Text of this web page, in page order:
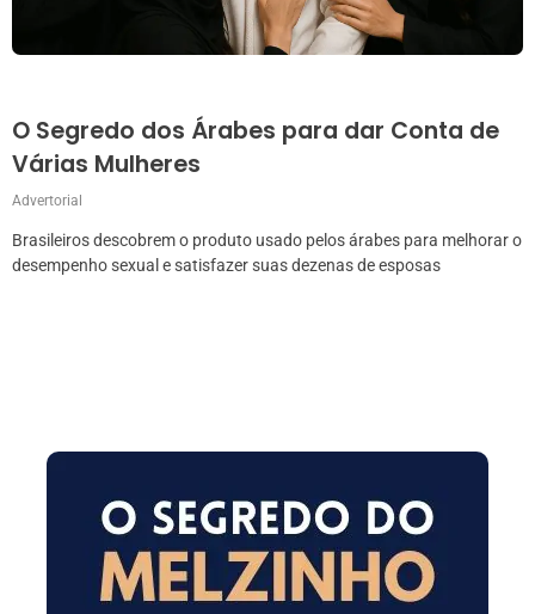
O Segredo dos Árabes para dar Conta de
Várias Mulheres
Advertorial
Brasileiros descobrem o produto usado pelos árabes para melhorar o
desempenho sexual e satisfazer suas dezenas de esposas